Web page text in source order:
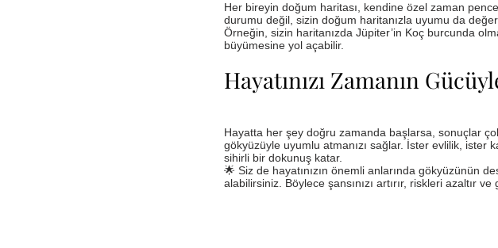
Her bireyin doğum haritası, kendine özel zaman
durumu değil, sizin doğum haritanızla uyumu da
Örneğin, sizin haritanızda Jüpiter’in Koç burcunda
büyümesine yol açabilir.
Hayatınızı Zamanın
Hayatta her şey doğru zamanda başlarsa, sonuçlar
gökyüzüyle uyumlu atmanızı sağlar. İster evlilik, ister
sihirli bir dokunuş katar.
🌟 Siz de hayatınızın önemli anlarında gökyüzünün
alabilirsiniz. Böylece şansınızı artırır, riskleri azaltır